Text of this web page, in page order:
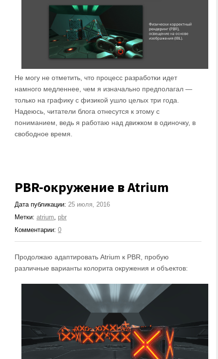
Не могу не отметить, что процесс разработки идет
намного медленнее, чем я изначально предполагал —
только на графику с физикой ушло целых три года.
Надеюсь, читатели блога отнесутся к этому с
пониманием, ведь я работаю над движком в одиночку, в
свободное время.
PBR-окружение в Atrium
Дата публикации: 25 июля, 2016
Метки: atrium
pbr
Комментарии: 0
Продолжаю адаптировать Atrium к PBR, пробую
различные варианты колорита окружения и объектов: